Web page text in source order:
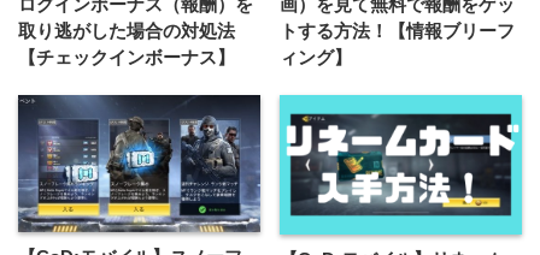
ログインボーナス（報酬）を
取り逃がした場合の対処法
【チェックインボーナス】
画）を見て無料で報酬をゲッ
トする方法！【情報ブリーフ
ィング】